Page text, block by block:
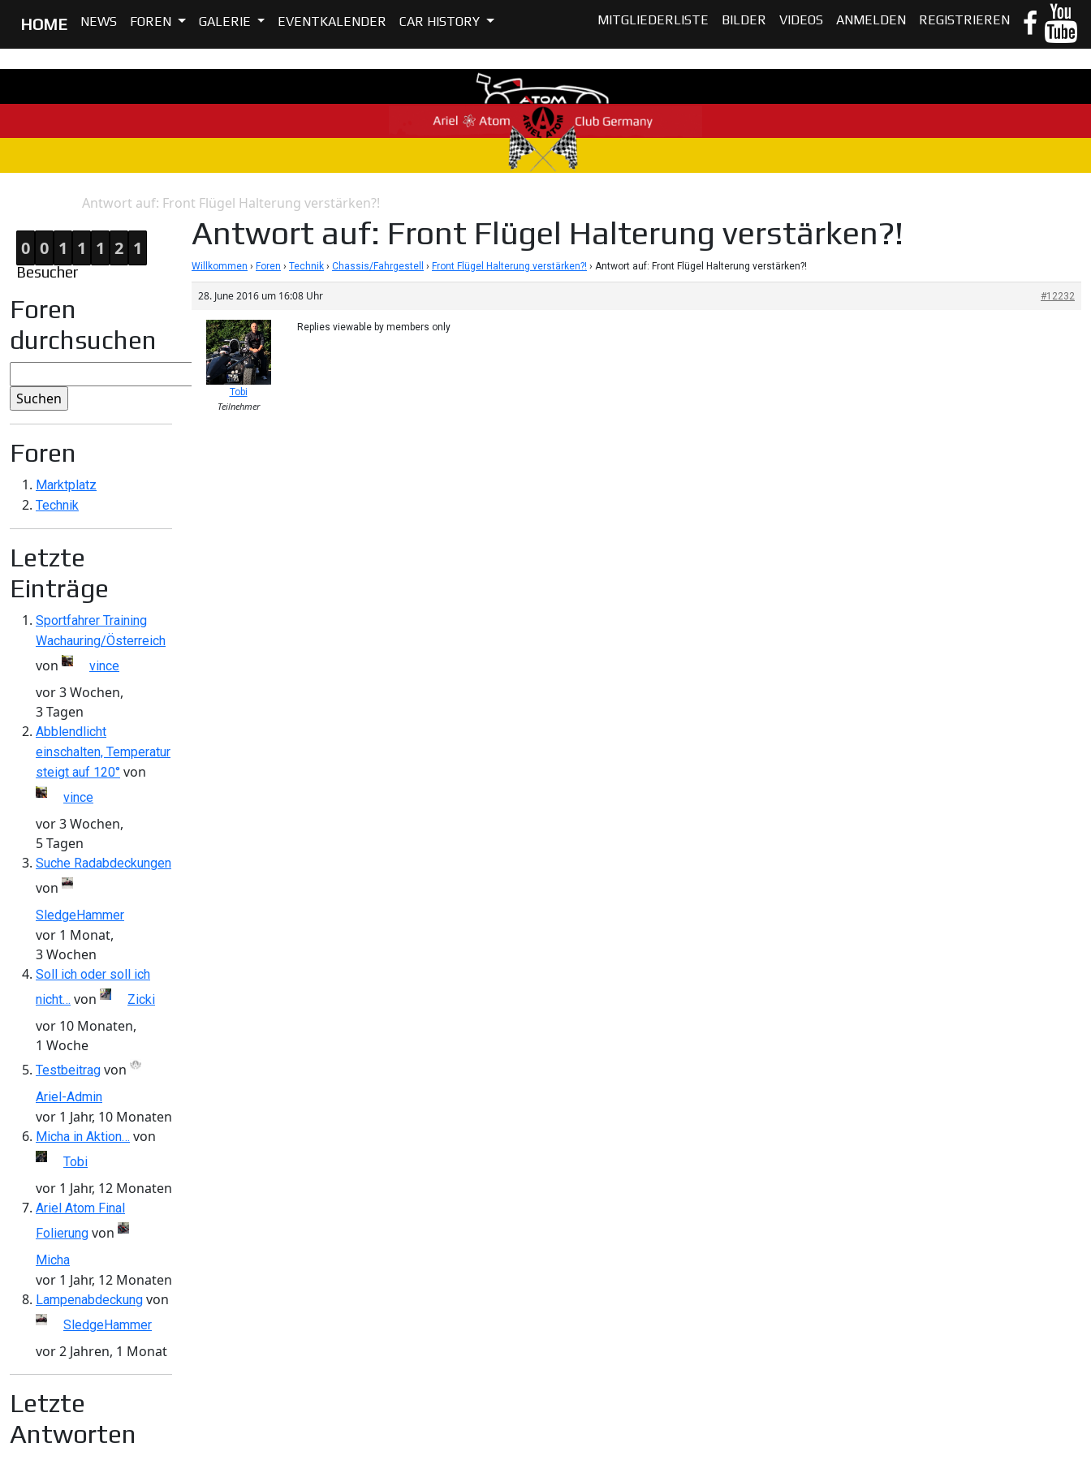
HOME NEWS FOREN GALERIE EVENTKALENDER CAR HISTORY MITGLIEDERLISTE BILDER VIDEOS ANMELDEN REGISTRIEREN
Antwort auf: Front Flügel Halterung verstärken?!
0 0 1 1 1 2 1
Besucher
Foren
durchsuchen
Foren
Marktplatz
Technik
Letzte
Einträge
Sportfahrer Training
Wachauring/Österreich
von vince
vor 3 Wochen,
3 Tagen
Abblendlicht
einschalten, Temperatur
steigt auf 120° von
vince
vor 3 Wochen,
5 Tagen
Suche Radabdeckungen
von
SledgeHammer
vor 1 Monat,
3 Wochen
Soll ich oder soll ich
nicht… von Zicki
vor 10 Monaten,
1 Woche
Testbeitrag von
Ariel-Admin
vor 1 Jahr, 10 Monaten
Micha in Aktion… von
Tobi
vor 1 Jahr, 12 Monaten
Ariel Atom Final
Folierung von
Micha
vor 1 Jahr, 12 Monaten
Lampenabdeckung von
SledgeHammer
vor 2 Jahren, 1 Monat
Letzte
Antworten
Antwort auf: Front Flügel Halterung verstärken?!
Willkommen › Foren › Technik › Chassis/Fahrgestell › Front Flügel Halterung verstärken?! › Antwort auf: Front Flügel Halterung verstärken?!
28. June 2016 um 16:08 Uhr #12232
Tobi
Teilnehmer
Replies viewable by members only